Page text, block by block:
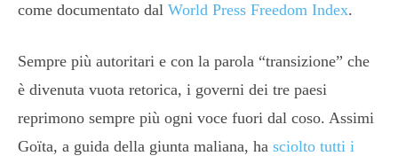
come documentato dal World Press Freedom Index.
Sempre più autoritari e con la parola “transizione” che
è divenuta vuota retorica, i governi dei tre paesi
reprimono sempre più ogni voce fuori dal coso. Assimi
Goïta, a guida della giunta maliana, ha sciolto tutti i